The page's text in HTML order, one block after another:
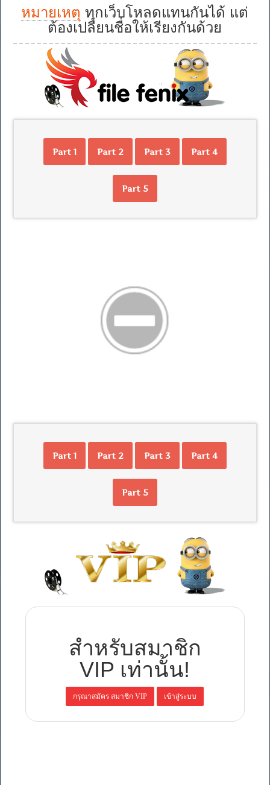
หมายเหตุ ทุกเว็บโหลดแทนกันได้ แต่
ต้องเปลี่ยนชื่อให้เรียงกันด้วย
Part 1 Part 2 Part 3 Part 4
Part 5
Part 1 Part 2 Part 3 Part 4
Part 5
สำหรับสมาชิก
VIP เท่านั้น!